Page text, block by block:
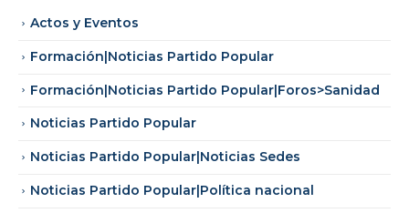
Actos y Eventos
Formación|Noticias Partido Popular
Formación|Noticias Partido Popular|Foros>Sanidad
Noticias Partido Popular
Noticias Partido Popular|Noticias Sedes
Noticias Partido Popular|Política nacional